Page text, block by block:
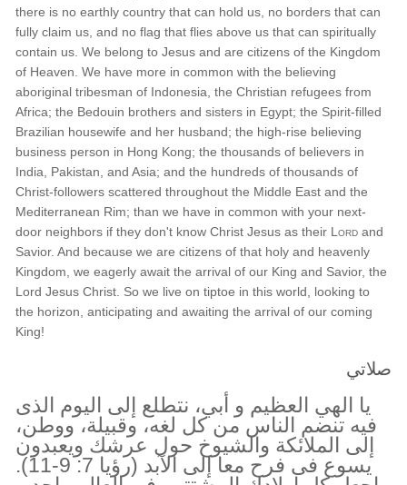
there is no earthly country that can hold us, no borders that can
fully claim us, and no flag that flies above us that can spiritually
contain us. We belong to Jesus and are citizens of the Kingdom
of Heaven. We have more in common with the believing
aboriginal tribesman of Indonesia, the Christian refugees from
Africa; the Bedouin brothers and sisters in Egypt; the Spirit-filled
Brazilian housewife and her husband; the high-rise believing
business person in Hong Kong; the thousands of believers in
India, Pakistan, and Asia; and the hundreds of thousands of
Christ-followers scattered throughout the Middle East and the
Mediterranean Rim; than we have in common with your next-
door neighbors if they don't know Christ Jesus as their Lord and
Savior. And because we are citizens of that holy and heavenly
Kingdom, we eagerly await the arrival of our King and Savior, the
Lord Jesus Christ. So we live on tiptoe in this world, looking to
the horizon, anticipating and awaiting the arrival of our coming
King!
صلاتي
يا الهي العظيم و أبي، نتطلع إلى اليوم الذى
فيه تنضم الناس من كل لغه، وقبيلة، ووطن،
إلى الملائكة والشيوخ حول عرشك ويعبدون
يسوع فى فرح معا إلى الآبد (رؤيا 7: 9-11).